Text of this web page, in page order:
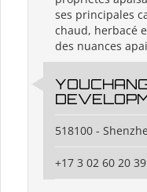
ses principales
chaud, herbacé
des nuances
518100 -
+17 3 02 60 20 39